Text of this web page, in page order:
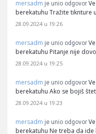
mersadm je unio odgovor
berekatuhu Tražite tiknture
28.09.2024 u 19:26
mersadm je unio odgovor
berekatuhu Pitanje nije
28.09.2024 u 19:25
mersadm je unio odgovor
berekatuhu Ako se bojiš
28.09.2024 u 19:23
mersadm je unio odgovor
berekatuhu Ne treba da